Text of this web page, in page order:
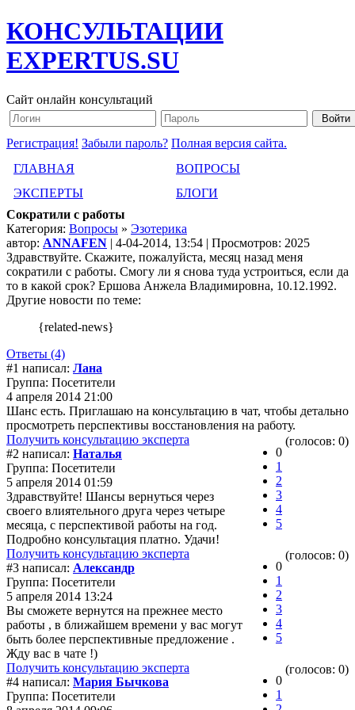
КОНСУЛЬТАЦИИ
EXPERTUS.SU
Сайт онлайн консультаций
Регистрация! Забыли пароль? Полная версия сайта.
ГЛАВНАЯ
ВОПРОСЫ
ЭКСПЕРТЫ
БЛОГИ
Сократили с работы
Категория: Вопросы » Эзотерика
автор: ANNAFEN | 4-04-2014, 13:54 | Просмотров: 2025
Здравствуйте. Скажите, пожалуйста, месяц назад меня
сократили с работы. Смогу ли я снова туда устроиться, если да
то в какой срок? Ершова Анжела Владимировна, 10.12.1992.
Другие новости по теме:
{related-news}
Ответы (4)
#1 написал: Лана
Группа: Посетители
4 апреля 2014 21:00
Шанс есть. Приглашаю на консультацию в чат, чтобы детально
просмотреть перспективы восстановления на работу.
Получить консультацию эксперта
0
1
2
3
4
5
(голосов: 0)
#2 написал: Наталья
Группа: Посетители
5 апреля 2014 01:59
Здравствуйте! Шансы вернуться через
своего влиятельного друга через четыре
месяца, с перспективой работы на год.
Подробно консультация платно. Удачи!
Получить консультацию эксперта
0
1
2
3
4
5
(голосов: 0)
#3 написал: Александр
Группа: Посетители
5 апреля 2014 13:24
Вы сможете вернутся на прежнее место
работы , в ближайшем времени у вас могут
быть более перспективные предложение .
Жду вас в чате !)
Получить консультацию эксперта
0
1
(голосов: 0)
#4 написал: Мария Бычкова
Группа: Посетители